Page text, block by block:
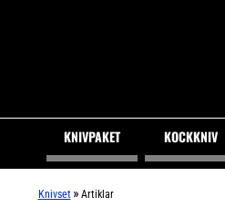
KNIVPAKET KOCKKNIV
Knivset » Artiklar